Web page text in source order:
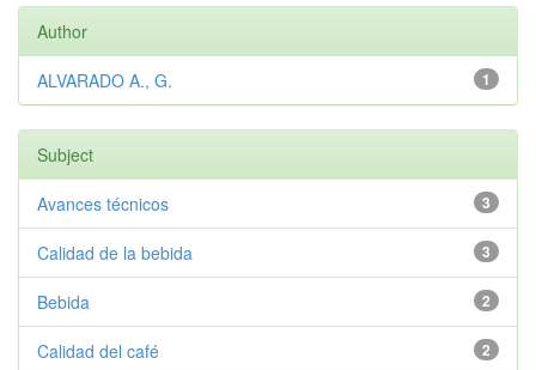
Author
1
ALVARADO A., G.
Subject
3
Avances técnicos
3
Calidad de la bebida
2
Bebida
2
Calidad del café